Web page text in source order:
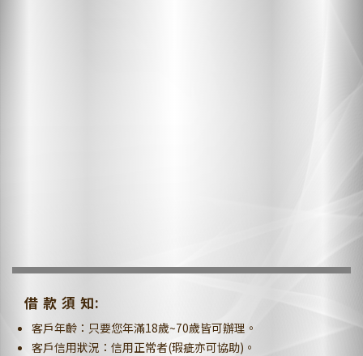
借 款 須 知:
客戶年齡：只要您年滿18歲~70歲皆可辦理。
客戶信用狀況：信用正常者(瑕疵亦可協助)。